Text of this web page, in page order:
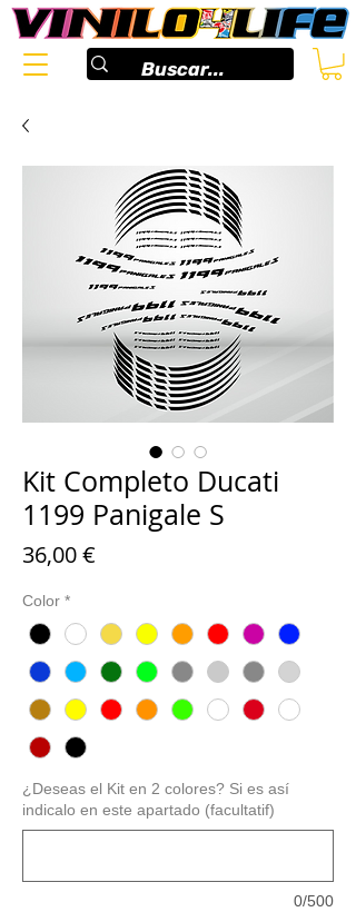
Kit Completo Ducati
1199 Panigale S
36,00 €
Color *
¿Deseas el Kit en 2 colores? Si es así
indicalo en este apartado (facultatif)
0/500